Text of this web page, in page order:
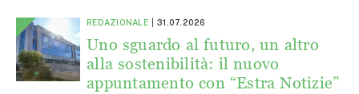
REDAZIONALE 31.07.2026
Uno sguardo al futuro, un altro
alla sostenibilità: il nuovo
appuntamento con “Estra Notizie”